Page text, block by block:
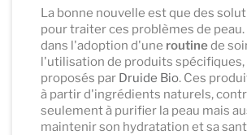
La bonne nouvelle est que des
pour traiter ces problèmes de peau.
dans l'adoption d'une routinede
l'utilisation de produits spécifiques,
proposés par Druide Bio. Ces
à partir d'ingrédients naturels,
seulement à purifier la peau mais
maintenir son hydratation et sa